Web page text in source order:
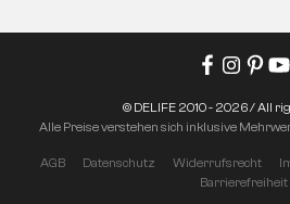
AGB Datenschutz Widerrufsrecht
Barrierefreiheit
© DELIFE 2010 - 2026 / All
Alle Preise verstehen sich inklusive